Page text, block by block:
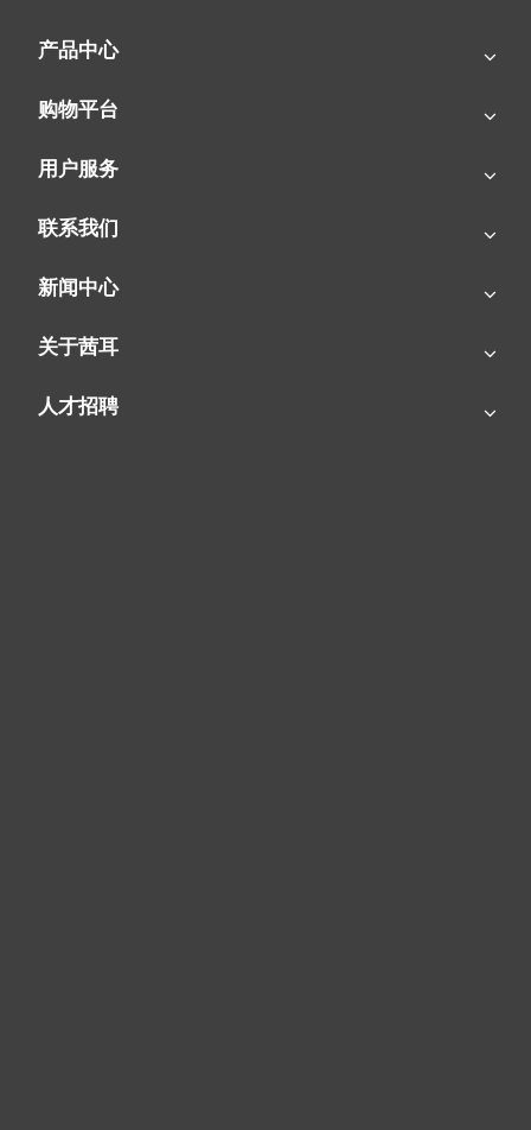
近期新闻
产品中心
购物平台
用户服务
联系我们
新闻中心
关于茜耳
人才招聘